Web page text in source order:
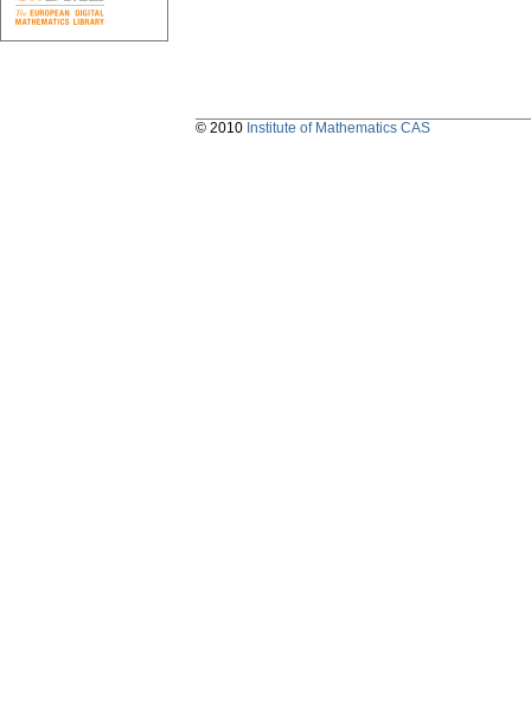
© 2010 Institute of Mathematics CAS